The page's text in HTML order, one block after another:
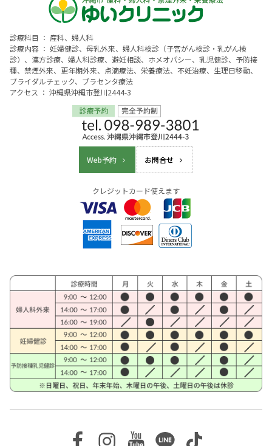
診療科目 ： 産科、婦人科
診療内容 ： 妊婦健診、母乳外来、婦人科検診（子宮がん検診・乳がん検
診）、漢方診療、婦人科診療、避妊相談、ホメオパシー、乳児健診、予防接
種、禁煙外来、更年期外来、点滴療法、栄養療法、不妊治療、生理日移動、
ブライダルチェック、プラセンタ療法
アクセス ： 沖縄県沖縄市登川2444-3
Web予約 お問合せ
クレジットカード使えます
Facebook
Instagram
Youtube
LineTikTok